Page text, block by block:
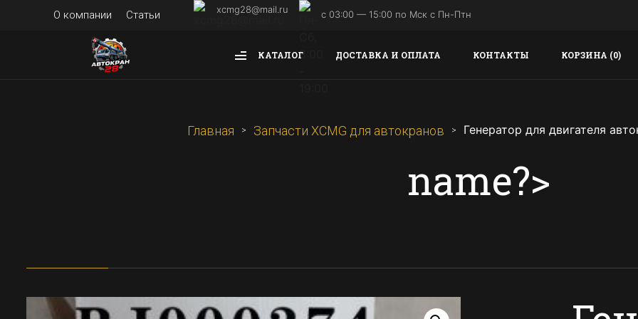
О компании Статьи xcmg28@mail.ru с 03:00 — 15:00 по Мск с Пн-Птн
КАТАЛОГ ДОСТАВКА И ОПЛАТА КОНТАКТЫ КОРЗИНА (0)
Главная Запчасти XCMG для автокранов Генератор для двигателя
name?>